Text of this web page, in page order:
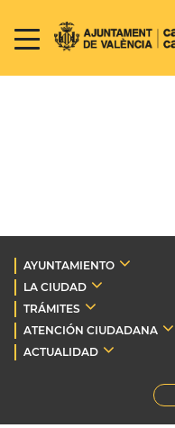
AYUNTAMIENTO
LA CIUDAD
TRÁMITES
ATENCIÓN CIUDADANA
ACTUALIDAD